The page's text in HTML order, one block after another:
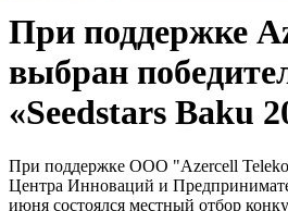
При поддержке
выбран
«Seedstars Baku
При поддержке ООО "Azercell
Центра Инноваций и
июня состоялся местный отбор